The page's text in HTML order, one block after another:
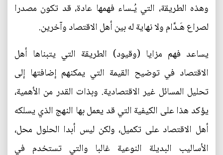
وهذه الطريقة، التي يُـساء فهمها عادة، قد تكون مصدرا
لصراع هَـدَّام ولا نهاية له بين أهل الاقتصاد وآخرين.
يساعد فهم مزايا (وقيود) الطريقة التي يتبناها أهل
الاقتصاد في توضيح القيمة التي يمكنهم إضافتها إلى
تحليل المسائل غير الاقتصادية. وبذات القدر من الأهمية،
يؤكد هذا على الكيفية التي قد يعمل بها النهج الذي يسلكه
أهل الاقتصاد على تكميل، ولكن ليس أبدا الحلول محل،
الأساليب البديلة النوعية غالبا والتي تستخدم في